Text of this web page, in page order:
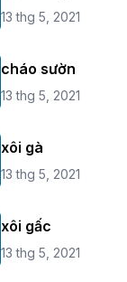
13 thg 5, 2021
cháo sườn
13 thg 5, 2021
xôi gà
13 thg 5, 2021
xôi gấc
13 thg 5, 2021